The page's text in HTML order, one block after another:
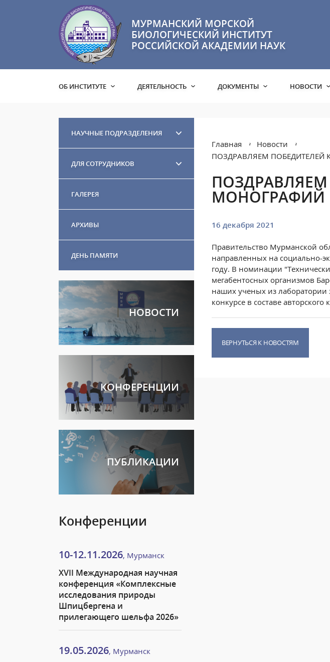
МУРМАНСКИЙ МОРСКОЙ
БИОЛОГИЧЕСКИЙ ИНСТИТУТ
РОССИЙСКОЙ АКАДЕМИИ НАУК
ОБ ИНСТИТУТЕ ДЕЯТЕЛЬНОСТЬ ДОКУМЕНТЫ НОВОСТИ
НАУЧНЫЕ ПОДРАЗДЕЛЕНИЯ
ДЛЯ СОТРУДНИКОВ
ГАЛЕРЕЯ
АРХИВЫ
ДЕНЬ ПАМЯТИ
НОВОСТИ
КОНФЕРЕНЦИИ
ПУБЛИКАЦИИ
Конференции
10-12.11.2026, Мурманск
XVII Международная научная
конференция «Комплексные
исследования природы
Шпицбергена и
прилегающего шельфа 2026»
19.05.2026, Мурманск
Главная
Новости
ПОЗДРАВЛЯЕМ ПОБЕДИТЕЛЕЙ
МОНОГРАФИЙ
16 декабря 2021
Правительство Мурманской
направленных на социально-
году. В номинации
мегабентосных организмов
наших ученых из лаборатории
конкурсе в составе
ВЕРНУТЬСЯ К НОВОСТЯМ